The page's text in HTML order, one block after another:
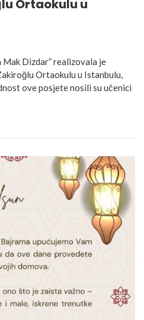
Ortaokulu u
Dizdar” realizovala je
Ortaokulu u Istanbulu,
ove posjete nosili su učenici